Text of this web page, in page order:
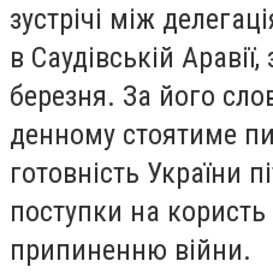
зустрічі між
в Саудівській
березня. За його
денному стоятиме
готовність України
поступки на
припиненню війни.